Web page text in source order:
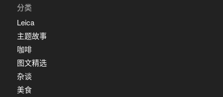
分类
Leica
主题故事
咖啡
图文精选
杂谈
美食